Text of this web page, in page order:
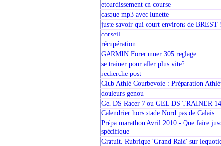
etourdissement en course
casque mp3 avec lunette
juste savoir qui court environs de
conseil
récupération
GARMIN Forerunner 305 reglage
se trainer pour aller plus vite?
recherche post
Club Athlé Courbevoie : Préparation
douleurs genou
Gel DS Racer 7 ou GEL DS TRAINER 14
Calendrier hors stade Nord pas de Calais
Prépa marathon Avril 2010 - Que faire
spécifique
Gratuit. Rubrique 'Grand Raid' sur